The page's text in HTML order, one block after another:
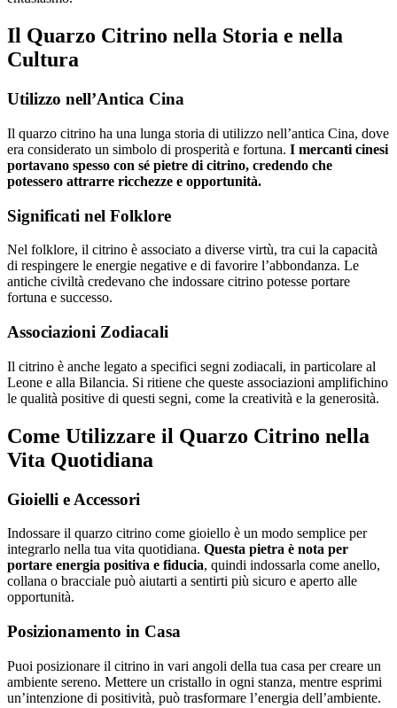
Il Quarzo Citrino nella Storia e nella
Cultura
Utilizzo nell’Antica Cina
Il quarzo citrino ha una lunga storia di utilizzo nell’antica Cina, dove
era considerato un simbolo di prosperità e fortuna. I mercanti cinesi
portavano spesso con sé pietre di citrino, credendo che
potessero attrarre ricchezze e opportunità.
Significati nel Folklore
Nel folklore, il citrino è associato a diverse virtù, tra cui la capacità
di respingere le energie negative e di favorire l’abbondanza. Le
antiche civiltà credevano che indossare citrino potesse portare
fortuna e successo.
Associazioni Zodiacali
Il citrino è anche legato a specifici segni zodiacali, in particolare al
Leone e alla Bilancia. Si ritiene che queste associazioni amplifichino
le qualità positive di questi segni, come la creatività e la generosità.
Come Utilizzare il Quarzo Citrino nella
Vita Quotidiana
Gioielli e Accessori
Indossare il quarzo citrino come gioiello è un modo semplice per
integrarlo nella tua vita quotidiana. Questa pietra è nota per
portare energia positiva e fiducia, quindi indossarla come anello,
collana o bracciale può aiutarti a sentirti più sicuro e aperto alle
opportunità.
Posizionamento in Casa
Puoi posizionare il citrino in vari angoli della tua casa per creare un
ambiente sereno. Mettere un cristallo in ogni stanza, mentre esprimi
un’intenzione di positività, può trasformare l’energia dell’ambiente.